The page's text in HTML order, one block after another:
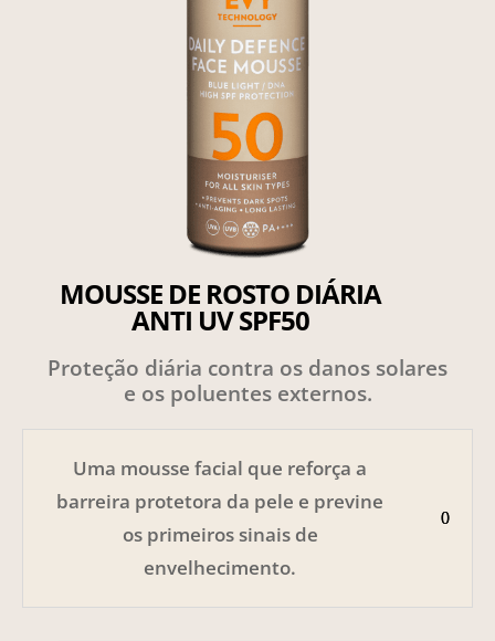
MOUSSE DE ROSTO DIÁRIA
ANTI UV SPF50
Proteção diária contra os danos solares
e os poluentes externos.
Uma mousse facial que reforça a
barreira protetora da pele e previne
os primeiros sinais de
envelhecimento.